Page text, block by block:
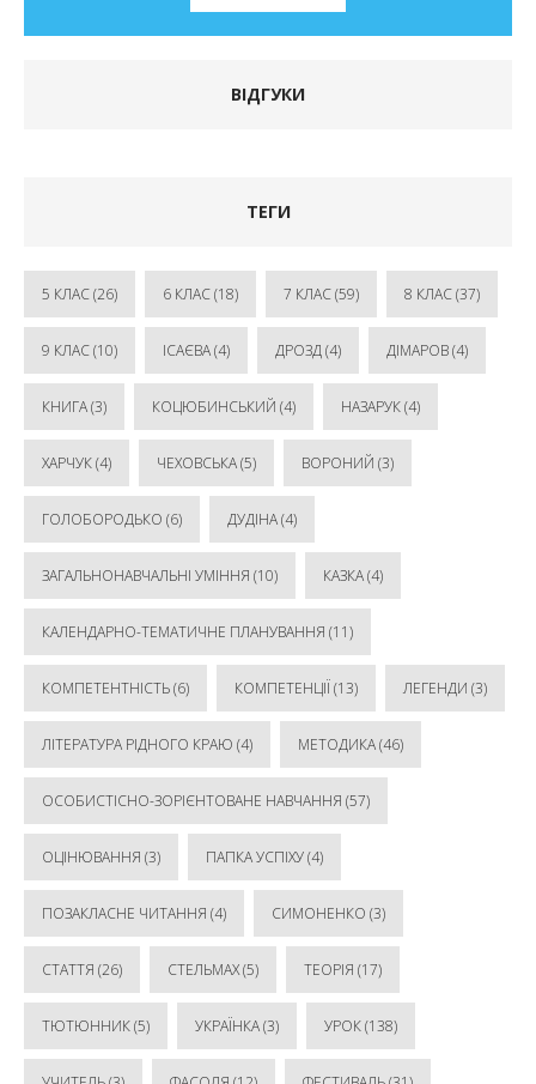
ВІДГУКИ
ТЕГИ
5 КЛАС(26) 6 КЛАС(18) 7 КЛАС(59) 8 КЛАС(37)
9 КЛАС(10) ІСАЄВА(4) ДРОЗД(4) ДІМАРОВ(4)
КНИГА(3) КОЦЮБИНСЬКИЙ (4) НАЗАРУК(4)
ХАРЧУК(4) ЧЕХОВСЬКА(5) ВОРОНИЙ (3)
ГОЛОБОРОДЬКО (6) ДУДІНА(4)
ЗАГАЛЬНОНАВЧАЛЬНІ УМІННЯ (10) КАЗКА(4)
КАЛЕНДАРНО-ТЕМАТИЧНЕ ПЛАНУВАННЯ (11)
КОМПЕТЕНТНІСТЬ(6) КОМПЕТЕНЦІЇ (13) ЛЕГЕНДИ (3)
ЛІТЕРАТУРА РІДНОГО КРАЮ (4) МЕТОДИКА(46)
ОСОБИСТІСНО-ЗОРІЄНТОВАНЕ НАВЧАННЯ (57)
ОЦІНЮВАННЯ (3) ПАПКА УСПІХУ(4)
ПОЗАКЛАСНЕ ЧИТАННЯ (4) СИМОНЕНКО (3)
СТАТТЯ (26) СТЕЛЬМАХ(5) ТЕОРІЯ (17)
ТЮТЮННИК(5) УКРАЇНКА(3) УРОК(138)